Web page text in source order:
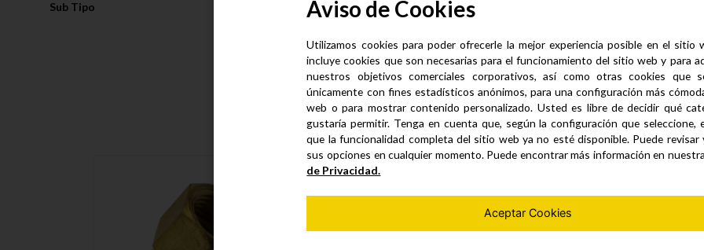
Sub Tipo Conector
Productos similares
Aviso de Cookies
Utilizamos cookies para poder ofrecerle la mejor experiencia posible en el sitio
incluye cookies que son necesarias para el funcionamiento del sitio web y para
nuestros objetivos comerciales corporativos, así como otras cookies que
únicamente con fines estadísticos anónimos, para una configuración más
web o para mostrar contenido personalizado. Usted es libre de decidir qué
gustaría permitir. Tenga en cuenta que, según la configuración que seleccione,
que la funcionalidad completa del sitio web ya no esté disponible. Puede revisar
sus opciones en cualquier momento. Puede encontrar más información en nuestra
de Privacidad.
Aceptar Cookies